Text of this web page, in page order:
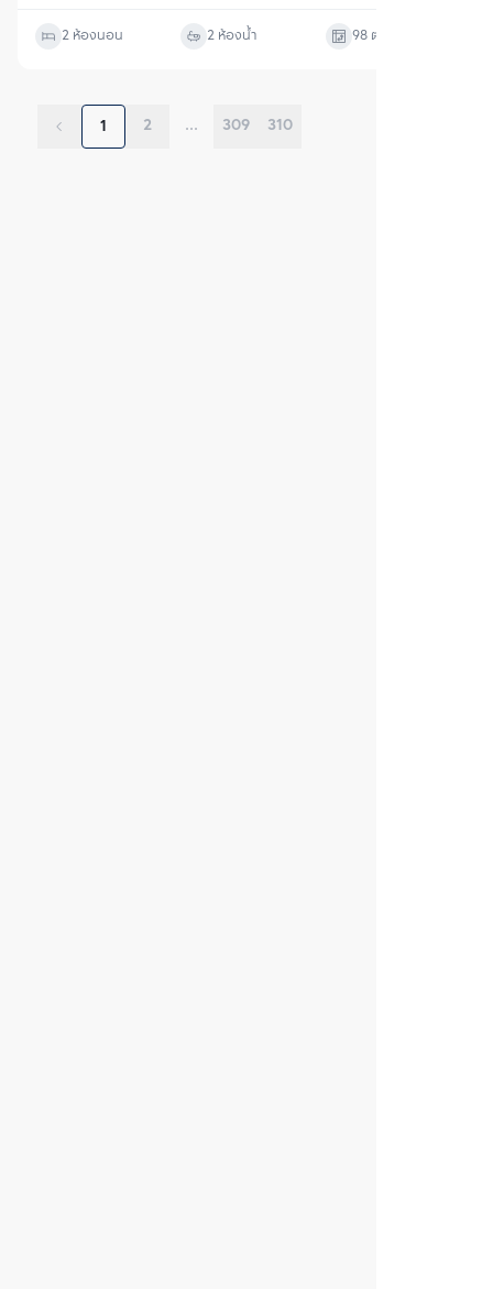
2 ห้องนอน 2 ห้องน้ำ 98 ตร.ม.
1 2 ... 309 310